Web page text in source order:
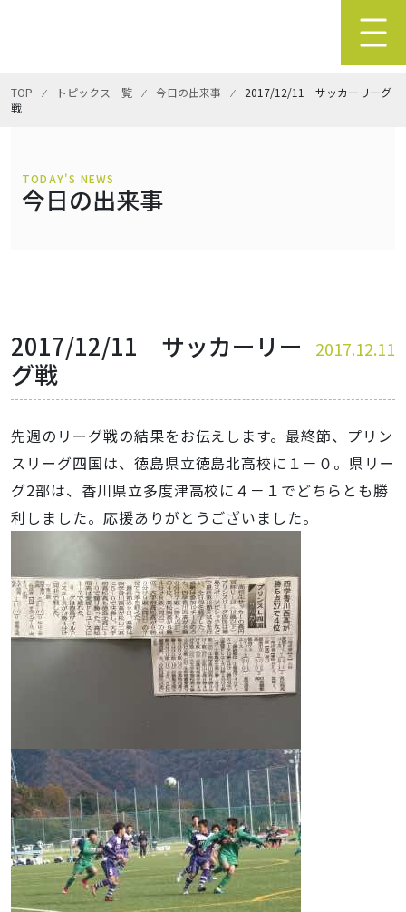
TOP ⁄ トピックス一覧 ⁄ 今日の出来事 ⁄ 2017/12/11 サッカーリーグ
戦
TODAY'S NEWS
今日の出来事
2017/12/11 サッカーリー
グ戦
2017.12.11
先週のリーグ戦の結果をお伝えします。最終節、プリン
スリーグ四国は、徳島県立徳島北高校に１－０。県リー
グ2部は、香川県立多度津高校に４－１でどちらとも勝
利しました。応援ありがとうございました。